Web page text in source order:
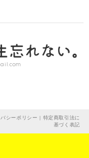
シーポリシー | 特定商取引法に
基づく表記